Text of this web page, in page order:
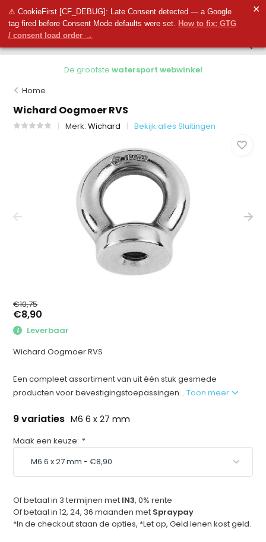
⚠ CookieFirst [CF_DEBUG]: Late Consent detected — a Google
tag fired before Consent Mode defaults were set. How to fix: GTG
/ consent load order →
✕
0 0
De grootstewatersport webwinkel
Home
Wichard Oogmoer RVS
Merk:Wichard Bekijk alles Sluitingen
€10,75
€8,90
Leverbaar
Wichard Oogmoer RVS
Een compleet assortiment van uit één stuk gesmede
producten voor bevestigingstoepassingen...Toon meer
9 variaties M6 6 x 27 mm
Maak een keuze: *
Of betaal in 3 termijnen met IN3, 0% rente
Of betaal in 12, 24, 36 maanden met Spraypay
*In de checkout staan de opties, *Let op, Geld lenen kost geld.